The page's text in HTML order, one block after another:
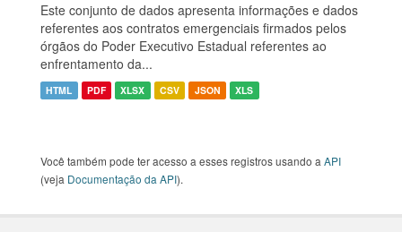
Este conjunto de dados apresenta informações e dados
referentes aos contratos emergenciais firmados pelos
órgãos do Poder Executivo Estadual referentes ao
enfrentamento da...
HTML PDF XLSX CSV JSON XLS
Você também pode ter acesso a esses registros usando a API
(veja Documentação da API).